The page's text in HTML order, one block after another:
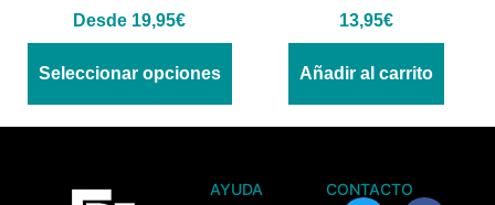
Desde 19,95€
Seleccionar opciones
13,95€
Añadir al carrito
AYUDA CONTACTO